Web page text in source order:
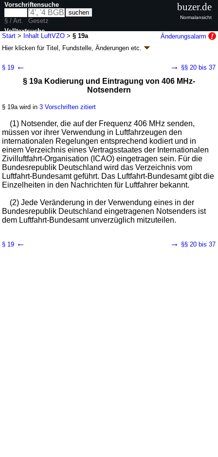
Start > Inhalt LuftVZO >§ 19a
Änderungsalarm
Hier klicken fürTitel, Fundstelle, Änderungen etc.
(LuftVZO)
neugefasst durch B. v. 10.07.2008 BGBl. I S. 1229 ; zuletzt geändert durch
BGBl. 2024 I Nr. 411
31 weitere Fassungen | wird in 96 Vorschriften zitiert
Erster Abschnitt Zulassung des Luftfahrtgeräts und
Eintragung der Luftfahrzeuge
3. Luftfahrzeugregister und Kennzeichen
§ 19 ← → §§ 20 bis 37
§ 19a Kodierung und Eintragung von 406 MHz-
Notsendern
§ 19a wird in3 Vorschriften zitiert
(1) Notsender, die auf der Frequenz 406 MHz senden,
müssen vor ihrer Verwendung in Luftfahrzeugen den
internationalen Regelungen entsprechend kodiert und in
einem Verzeichnis eines Vertragsstaates der Internationalen
Zivilluftfahrt-Organisation (ICAO) eingetragen sein. Für die
Bundesrepublik Deutschland wird das Verzeichnis vom
Luftfahrt-Bundesamt geführt. Das Luftfahrt-Bundesamt gibt die
Einzelheiten in den Nachrichten für Luftfahrer bekannt.
(2) Jede Veränderung in der Verwendung eines in der
Bundesrepublik Deutschland eingetragenen Notsenders ist
dem Luftfahrt-Bundesamt unverzüglich mitzuteilen.
§ 19 ← → §§ 20 bis 37
Vorschriftensuche
§ / Art.
Gesetz
Volltextsuche
nur in LuftVZO
buzer.de
Normalansicht